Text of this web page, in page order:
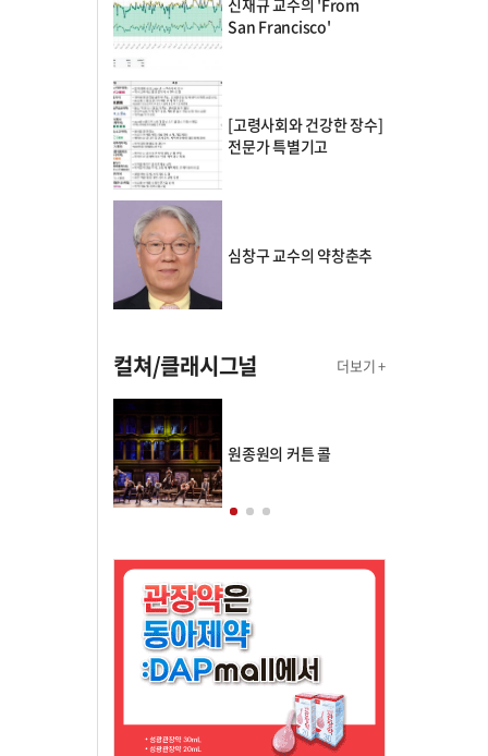
신재규 교수의 'From
San Francisco'
[고령사회와 건강한 장수]
전문가 특별기고
심창구 교수의 약창춘추
컬쳐/클래시그널 더보기 +
원종원의 커튼 콜